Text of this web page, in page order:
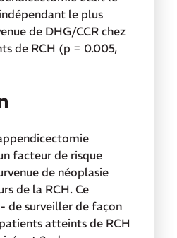
le plus
de DHG/CCR chez
de RCH (p = 0.005,
facteur de risque
de néoplasie
de la RCH. Ce
de surveiller de façon
atteints de RCH